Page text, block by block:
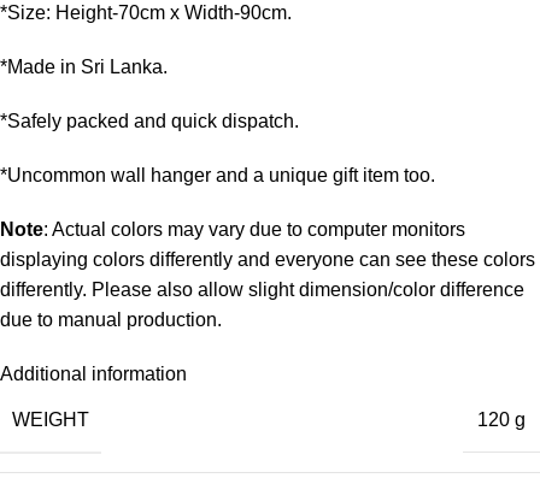
*Size: Height-70cm x Width-90cm.
*Made in Sri Lanka.
*Safely packed and quick dispatch.
*Uncommon wall hanger and a unique gift item too.
Note: Actual colors may vary due to computer monitors
displaying colors differently and everyone can see these colors
differently. Please also allow slight dimension/color difference
due to manual production.
Additional information
WEIGHT 120 g